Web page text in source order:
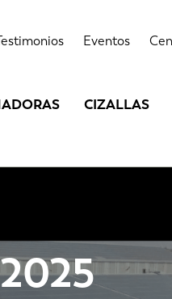
Eventos
CIZALLAS